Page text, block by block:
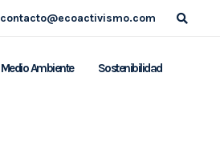
contacto@ecoactivismo.com
Medio Ambiente Sostenibilidad